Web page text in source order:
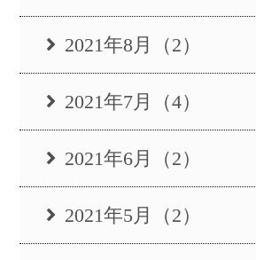
2021年8月（2）
2021年7月（4）
2021年6月（2）
2021年5月（2）